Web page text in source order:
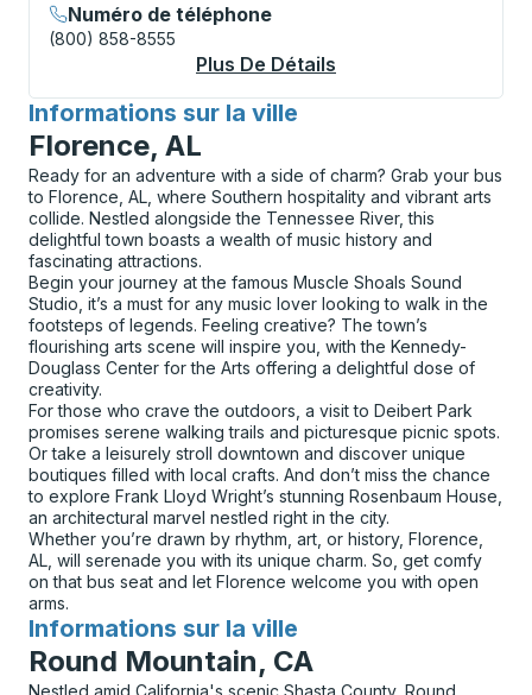
Numéro de téléphone
(800) 858-8555
Plus De Détails
Informations sur la ville
pour
Florence, AL
Ready for an adventure with a side of charm? Grab your bus
to Florence, AL, where Southern hospitality and vibrant arts
collide. Nestled alongside the Tennessee River, this
delightful town boasts a wealth of music history and
fascinating attractions.
Begin your journey at the famous Muscle Shoals Sound
Studio, it’s a must for any music lover looking to walk in the
footsteps of legends. Feeling creative? The town’s
flourishing arts scene will inspire you, with the Kennedy-
Douglass Center for the Arts offering a delightful dose of
creativity.
For those who crave the outdoors, a visit to Deibert Park
promises serene walking trails and picturesque picnic spots.
Or take a leisurely stroll downtown and discover unique
boutiques filled with local crafts. And don’t miss the chance
to explore Frank Lloyd Wright’s stunning Rosenbaum House,
an architectural marvel nestled right in the city.
Whether you’re drawn by rhythm, art, or history, Florence,
AL, will serenade you with its unique charm. So, get comfy
on that bus seat and let Florence welcome you with open
arms.
Informations sur la ville
pour
Round Mountain, CA
Nestled amid California's scenic Shasta County, Round